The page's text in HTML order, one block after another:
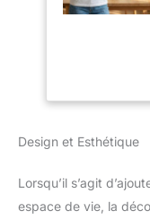
Design et Esthétique
Lorsqu’il s’agit
espace de vie, la